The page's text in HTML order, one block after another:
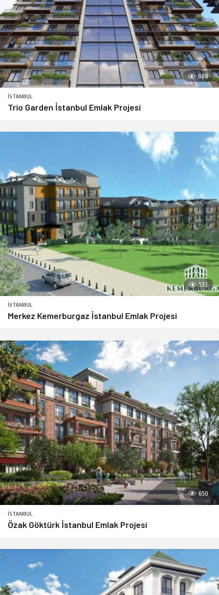
688
İSTANBUL
Trio Garden İstanbul Emlak Projesi
532
İSTANBUL
Merkez Kemerburgaz İstanbul Emlak Projesi
650
İSTANBUL
Özak Göktürk İstanbul Emlak Projesi